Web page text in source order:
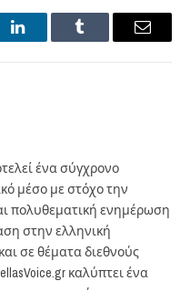
LinkedInTumblr Email
ένα σύγχρονο
μέσο με στόχο την
πολυθεματική ενημέρωση
στην ελληνική
σε θέματα διεθνούς
καλύπτει ένα